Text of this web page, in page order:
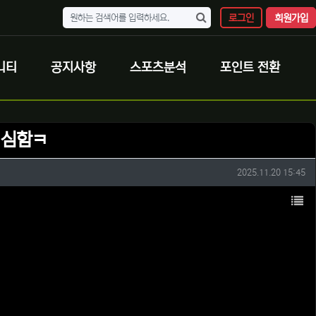
로그인 회원가입
티 공지사항 스포츠분석 포인트 전환
함ㅋ
작성일
2025.11.20 15:45
목